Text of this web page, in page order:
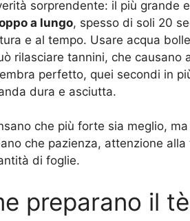
sorprendente: il più grande
a lungo, spesso di soli 20
e al tempo. Usare acqua
rilasciare tannini, che
perfetto, quei secondi in
dura e asciutta.
che più forte sia meglio,
che pazienza, attenzione
di foglie.
preparano il